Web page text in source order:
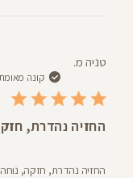
טניה מ.
קונה
החזיה נהדרת,
החזיה נהדרת, חזקה,